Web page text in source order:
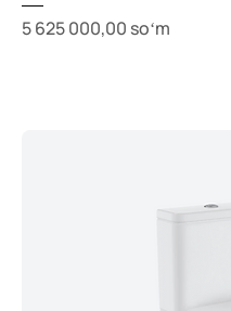
Price
5 625 000,00 soʻm